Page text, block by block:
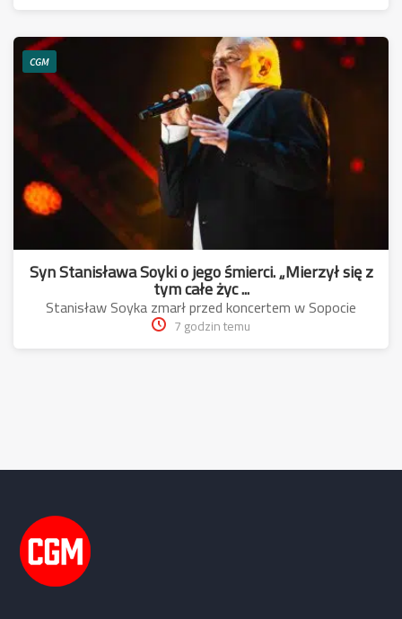
CGM
Syn Stanisława Soyki o jego śmierci. „Mierzył się z
tym całe życ ...
Stanisław Soyka zmarł przed koncertem w Sopocie
7 godzin temu